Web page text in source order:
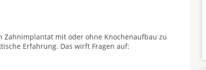
Zahnimplantat mit oder ohne Knochenaufbau zu
Erfahrung. Das wirft Fragen auf: